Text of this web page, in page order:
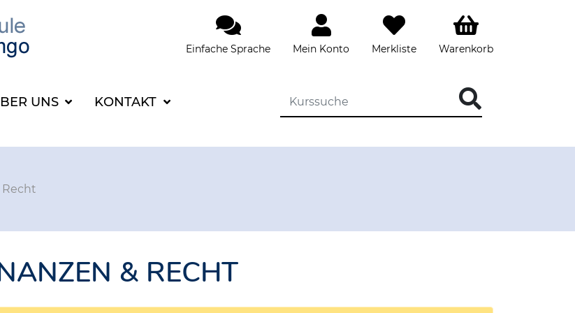
Einfache Sprache Mein Konto Merkliste Warenkorb
UNS KONTAKT
Recht
& RECHT